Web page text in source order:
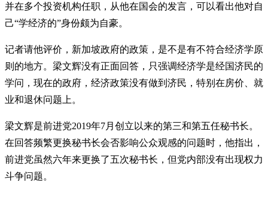
并在多个投资机构任职，从他在国会的发言，可以看出他对自
己“学经济的”身份颇为自豪。
记者请他评价，新加坡政府的政策，是不是有不符合经济学原
则的地方。梁文辉没有正面回答，只强调经济学是经国济民的
学问，现在的政府，经济政策没有做到济民，特别在房价、就
业和退休问题上。
梁文辉是前进党2019年7月创立以来的第三和第五任秘书长。
在回答频繁更换秘书长会否影响公众观感的问题时，他指出，
前进党虽然六年来更换了五次秘书长，但党内部没有出现权力
斗争问题。